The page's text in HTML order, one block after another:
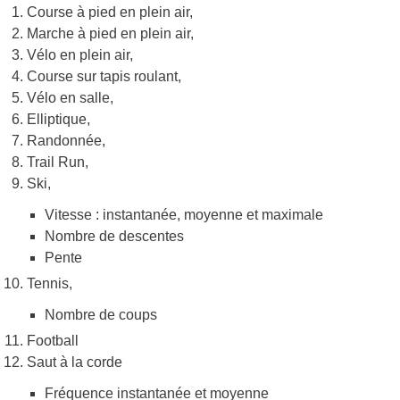
Course à pied en plein air,
Marche à pied en plein air,
Vélo en plein air,
Course sur tapis roulant,
Vélo en salle,
Elliptique,
Randonnée,
Trail Run,
Ski,
Vitesse : instantanée, moyenne et maximale
Nombre de descentes
Pente
Tennis,
Nombre de coups
Football
Saut à la corde
Fréquence instantanée et moyenne